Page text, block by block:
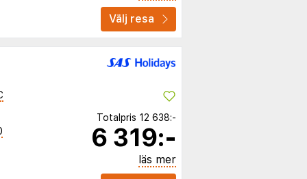
Välj resa
Totalpris 12 638:-
6 319:-
läs mer